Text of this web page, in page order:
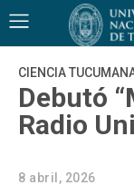
CIENCIA
Debutó
Radio
8 abril, 2026